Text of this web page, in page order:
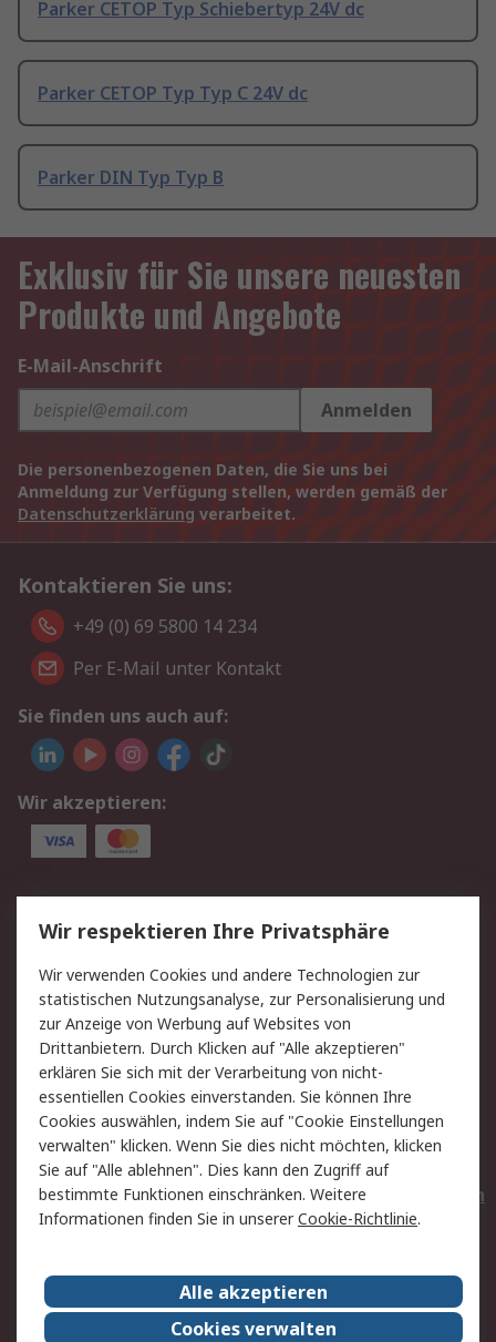
Parker CETOP Typ Schiebertyp 24V dc
Parker CETOP Typ Typ C 24V dc
Parker DIN Typ Typ B
Exklusiv für Sie unsere neuesten
Produkte und Angebote
E-Mail-Anschrift
Anmelden
Die personenbezogenen Daten, die Sie uns bei
Anmeldung zur Verfügung stellen, werden gemäß der
Datenschutzerklärung verarbeitet.
Kontaktieren Sie uns:
+49 (0) 69 5800 14 234
Per E-Mail unter Kontakt
Sie finden uns auch auf:
Wir akzeptieren:
Service
Value Added Services
Lieferlösungen
Rücksendungen
Kontakt
Hilfe
Privatkunden
Rechtliches
AGB
Datenschutz
Cookie-Richtlinie
Zahlungsbedingungen
Copyright/Impressum
Entsorgung
Elektrogeräte/Batterien
RS weltweit
Karriere bei RS
Nachhaltigkeit
Wir respektieren Ihre Privatsphäre
Wir verwenden Cookies und andere Technologien zur
statistischen Nutzungsanalyse, zur Personalisierung und
zur Anzeige von Werbung auf Websites von
Drittanbietern. Durch Klicken auf "Alle akzeptieren"
erklären Sie sich mit der Verarbeitung von nicht-
essentiellen Cookies einverstanden. Sie können Ihre
Cookies auswählen, indem Sie auf "Cookie Einstellungen
verwalten" klicken. Wenn Sie dies nicht möchten, klicken
Sie auf "Alle ablehnen". Dies kann den Zugriff auf
bestimmte Funktionen einschränken. Weitere
Informationen finden Sie in unsererCookie-Richtlinie.
Alle akzeptieren
Cookies verwalten